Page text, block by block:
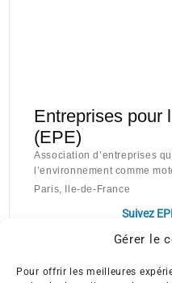
Gérer le
Pour offrir les meilleures
Entreprises pour
(EPE)
Association d’entreprises
l’environnement comme
Paris, Ile-de-France
Suivez